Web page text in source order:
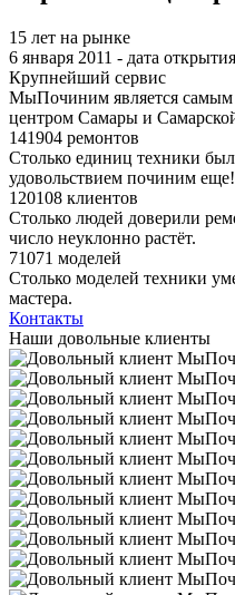
15 лет на рынке
6 января 2011 - дата
Крупнейший сервис
МыПочиним является
центром Самары и
141904 ремонтов
Столько единиц техники
удовольствием починим еще!
120108 клиентов
Столько людей доверили
число неуклонно растёт.
71071 моделей
Столько моделей техники
мастера.
Контакты
Наши довольные клиенты